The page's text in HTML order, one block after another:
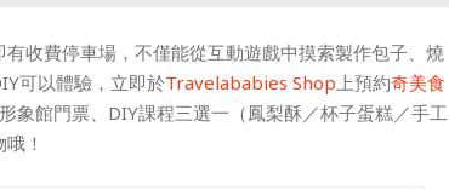
收費停車場，不僅能從互動遊戲中摸索製作包子、燒
可以體驗，立即於Travelababies Shop上預約奇美食
象館門票、DIY課程三選一（鳳梨酥／杯子蛋糕／手工
！